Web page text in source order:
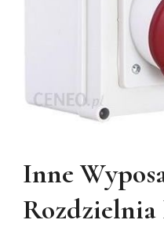
Inne